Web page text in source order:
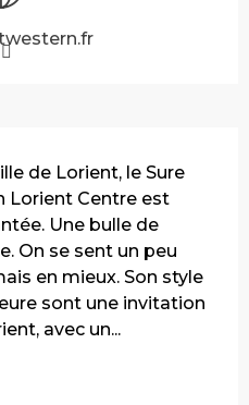
de Lorient, le Sure
Lorient Centre est
Une bulle de
On se sent un peu
en mieux. Son style
sont une invitation
avec un...